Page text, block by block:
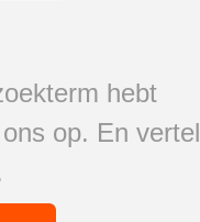
hebt
op. En vertel